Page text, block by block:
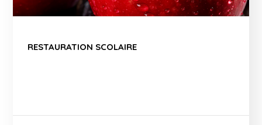
RESTAURATION SCOLAIRE